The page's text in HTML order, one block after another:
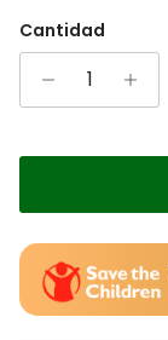
Cantidad